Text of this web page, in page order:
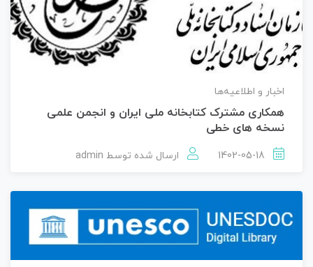
اخبار و اطلاعیه‌ها
همکاری مشترک کتابخانه ملی ایران و انجمن علمی
نسخه های خطی
ارسال شده توسط admin